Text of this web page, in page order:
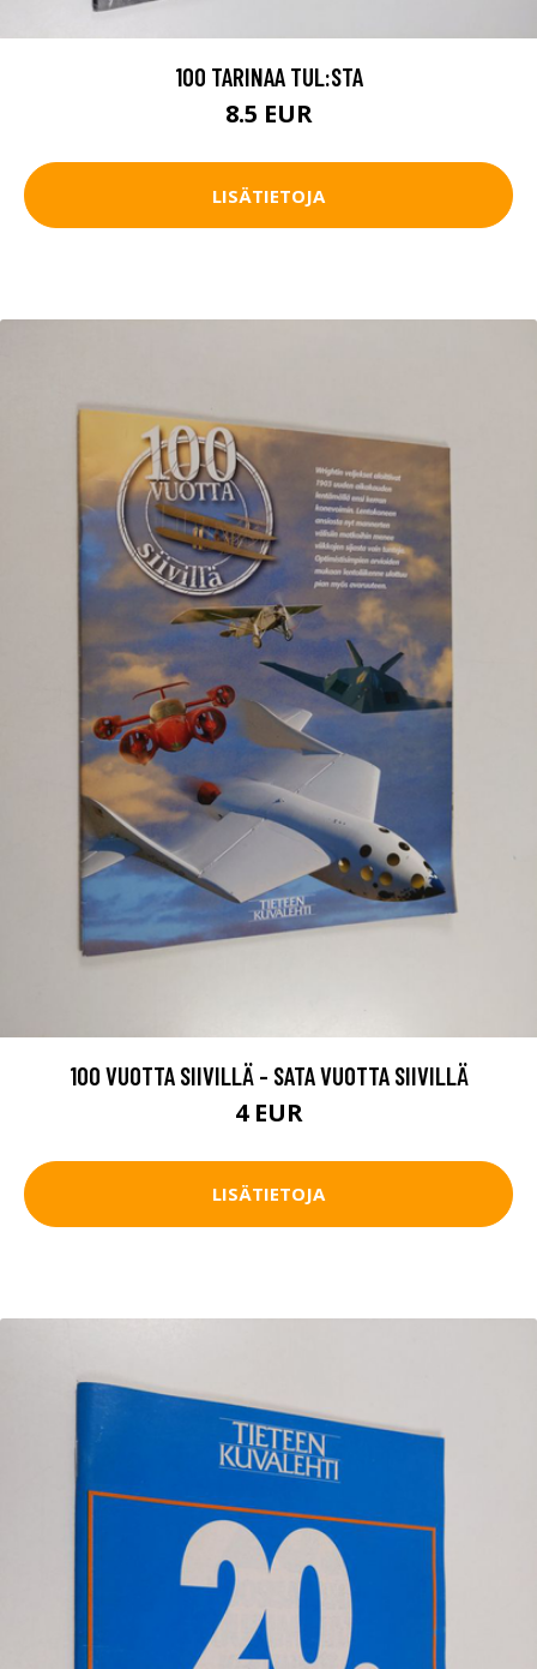
100 TARINAA TUL:STA
8.5 EUR
LISÄTIETOJA
100 VUOTTA SIIVILLÄ - SATA VUOTTA SIIVILLÄ
4 EUR
LISÄTIETOJA